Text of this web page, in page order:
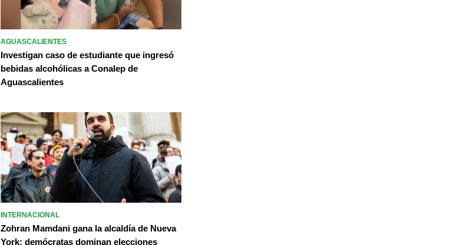
AGUASCALIENTES
Investigan caso de estudiante que ingresó
bebidas alcohólicas a Conalep de
Aguascalientes
INTERNACIONAL
Zohran Mamdani gana la alcaldía de Nueva
York; demócratas dominan elecciones